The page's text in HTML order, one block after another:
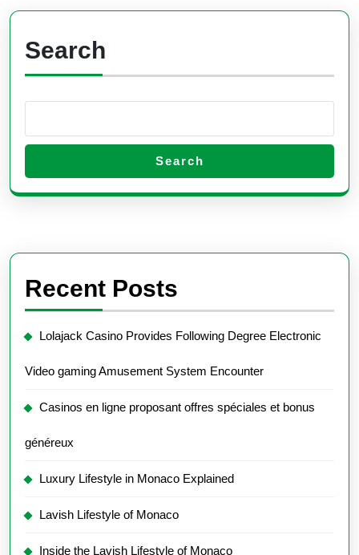
Search
Search
Recent Posts
Lolajack Casino Provides Following Degree Electronic
Video gaming Amusement System Encounter
Casinos en ligne proposant offres spéciales et bonus
généreux
Luxury Lifestyle in Monaco Explained
Lavish Lifestyle of Monaco
Inside the Lavish Lifestyle of Monaco